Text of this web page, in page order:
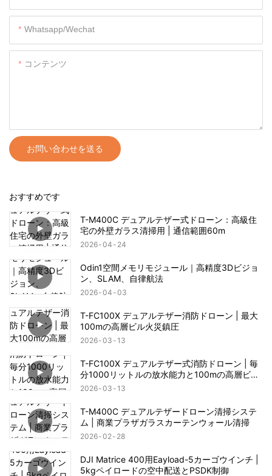
Whatsapp/wechat
コンテンツ
お問い合わせを送る
おすすめです
T-M400C デュアルテザー式ドローン：高級住
宅の外壁ガラス清掃用 | 通信範囲60m
2026 04 24
Odin1空間メモリモジュール｜高精度3Dビジョ
ン、SLAM、自律航法
2026 04 03
T-FC100X デュアルテザー消防ドローン | 最大
100mの高層ビル火災鎮圧
2026 03 13
T-FC100X デュアルテザー式消防ドローン | 毎
分1000リットルの放水能力と100mの高層ビル
火災救助能力
2026 03 13
T-M400C デュアルテザードローン清掃システ
ム | 商業プラザガラスカーテンウォール清掃
2026 02 28
DJI Matrice 400用Eayload-5カーゴウインチ |
5kgペイロードの空中配送とPSDK制御